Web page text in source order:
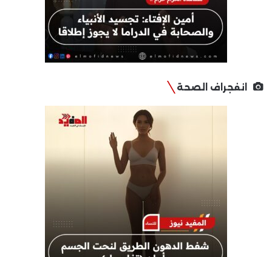
انفجراف الصحة